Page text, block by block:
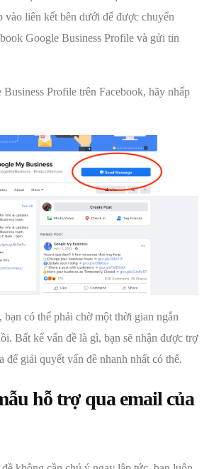
vào liên kết bên dưới để được chuyển
Google Business Profile và gửi tin
Profile trên Facebook, hãy nhấp
có thể phải chờ một thời gian ngắn
Bất kể vấn đề là gì, bạn sẽ nhận được trợ
để giải quyết vấn đề nhanh nhất có thể.
hỗ trợ qua email của